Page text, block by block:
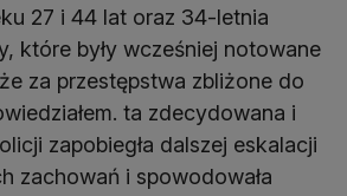
27 i 44 lat oraz 34-letnia
które były wcześniej notowane
za przestępstwa zbliżone do
ta zdecydowana i
zapobiegła dalszej eskalacji
zachowań i spowodowała